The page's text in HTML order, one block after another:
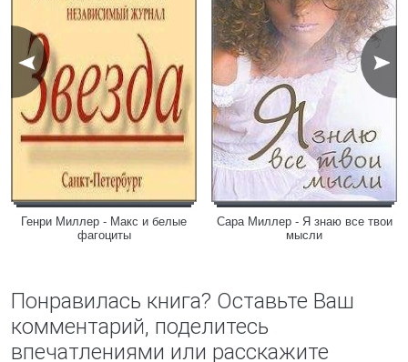
Генри Миллер - Макс и белые
фагоциты
Сара Миллер - Я знаю все твои
мысли
Понравилась книга? Оставьте Ваш
комментарий, поделитесь
впечатлениями или расскажите